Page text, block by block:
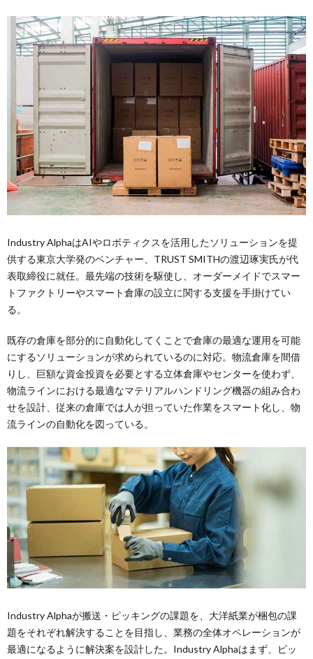
Industry AlphaはAIやロボティクスを活用したソリューションを提
供する東京大学発のベンチャー、TRUST SMITHの渡辺琢実氏が代
表取締役に就任。最先端の技術を駆使し、オーダーメイドでスマー
トファクトリーやスマート倉庫の設立に関する支援を手掛けてい
る。
既存の倉庫を部分的に自動化してくことで倉庫の最適な運用を可能
にするソリューションが求められているのに対応。物流倉庫を間借
りし、巨額な資金投資を必要とする立体倉庫やセンターを使わず、
物流ラインにおける最適なマテリアルハンドリング機器の組み合わ
せを設計、従来の倉庫では人が担っていた作業をスマート化し、物
流ラインの自動化を図っている。
Industry Alphaが搬送・ピッキングの課題を、大洋紙業が梱包の課
題をそれぞれ解決することを目指し、業務の全体オペレーションが
最適になるように解決案を設計した。Industry Alphaはまず、ピッ